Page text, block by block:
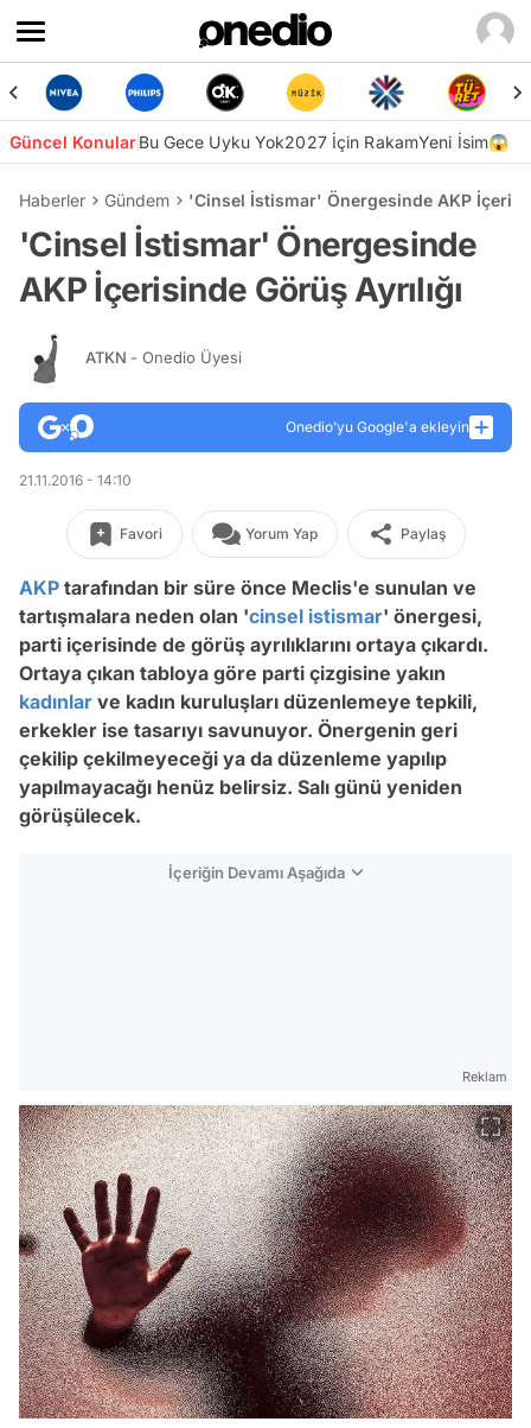
Güncel KonularBu Gece Uyku Yok2027 İçin RakamYeni İsim😱
Haberler Gündem 'Cinsel İstismar' Önergesinde AKP
'Cinsel İstismar' Önergesinde
AKP İçerisinde Görüş Ayrılığı
ATKN - Onedio Üyesi
Onedio’yu Google'a ekleyin
21.11.2016 - 14:10
Favori Yorum Yap Paylaş
AKP tarafından bir süre önce Meclis'e sunulan ve
tartışmalara neden olan 'cinsel istismar' önergesi,
parti içerisinde de görüş ayrılıklarını ortaya çıkardı.
Ortaya çıkan tabloya göre parti çizgisine yakın
kadınlar ve kadın kuruluşları düzenlemeye tepkili,
erkekler ise tasarıyı savunuyor. Önergenin geri
çekilip çekilmeyeceği ya da düzenleme yapılıp
yapılmayacağı henüz belirsiz. Salı günü yeniden
görüşülecek.
İçeriğin Devamı Aşağıda
Reklam